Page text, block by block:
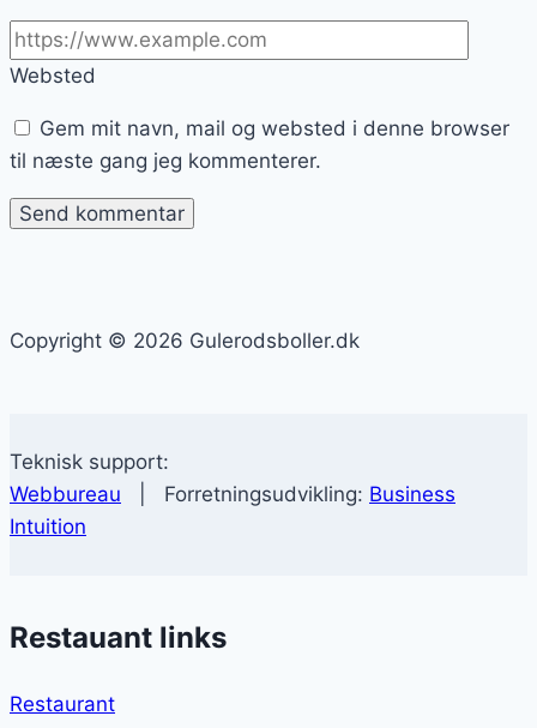
Websted
Gem mit navn, mail og websted i denne browser
til næste gang jeg kommenterer.
Copyright © 2026 Gulerodsboller.dk
Teknisk support:
Webbureau | Forretningsudvikling: Business
Intuition
Restauant links
Restaurant